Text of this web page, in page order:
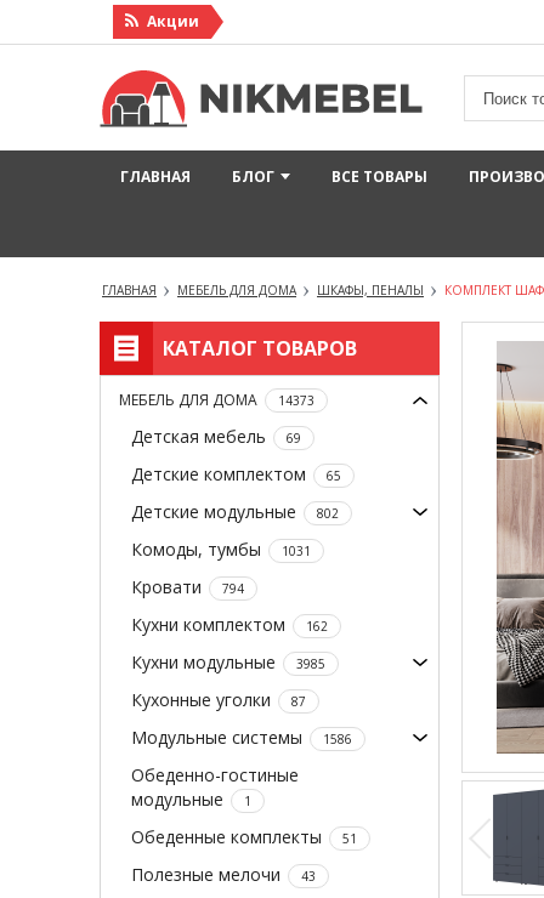
Акции
ГЛАВНАЯ БЛОГ ВСЕ ТОВАРЫ
ГЛАВНАЯ МЕБЕЛЬ ДЛЯ ДОМА ШКАФЫ, ПЕНАЛЫ КОМПЛЕКТ ШАФ
КАТАЛОГ ТОВАРОВ
МЕБЕЛЬ ДЛЯ ДОМА 14373
Детская мебель 69
Детские комплектом 65
Детские модульные 802
Комоды, тумбы 1031
Кровати 794
Кухни комплектом 162
Кухни модульные 3985
Кухонные уголки 87
Модульные системы 1586
Обеденно-гостиные
модульные
1
Обеденные комплекты 51
Полезные мелочи 43